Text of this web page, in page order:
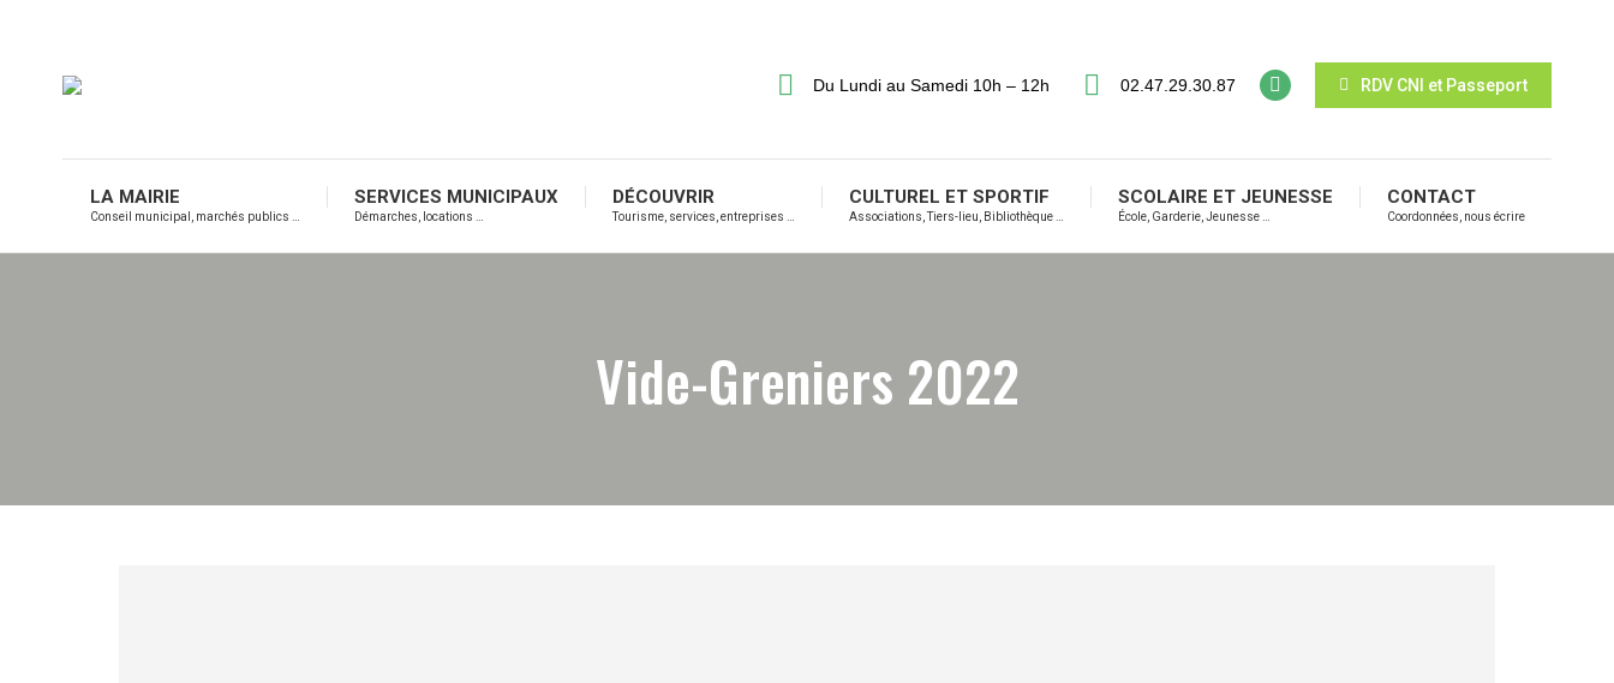
Du Lundi au Samedi 10h – 12h 02.47.29.30.87 RDV CNI et Passeport
LA MAIRIE
Conseil municipal, marchés publics …
SERVICES MUNICIPAUX
Démarches, locations …
DÉCOUVRIR
Tourisme, services, entreprises …
CULTUREL ET SPORTIF
Associations, Tiers-lieu, Bibliothèque …
SCOLAIRE ET JEUNESSE
École, Garderie, Jeunesse …
CONTACT
Coordonnées, nous écrire
Vide-Greniers 2022